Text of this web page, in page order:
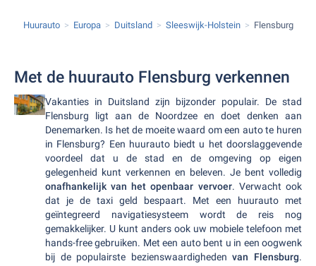
Huurauto Europa Duitsland Sleeswijk-Holstein Flensburg
Met de huurauto Flensburg verkennen
Vakanties in Duitsland zijn bijzonder populair. De stad
Flensburg ligt aan de Noordzee en doet denken aan
Denemarken. Is het de moeite waard om een auto te huren
in Flensburg? Een huurauto biedt u het doorslaggevende
voordeel dat u de stad en de omgeving op eigen
gelegenheid kunt verkennen en beleven. Je bent volledig
onafhankelijk van het openbaar vervoer. Verwacht ook
dat je de taxi geld bespaart. Met een huurauto met
geïntegreerd navigatiesysteem wordt de reis nog
gemakkelijker. U kunt anders ook uw mobiele telefoon met
hands-free gebruiken. Met een auto bent u in een oogwenk
bij de populairste bezienswaardigheden van Flensburg.